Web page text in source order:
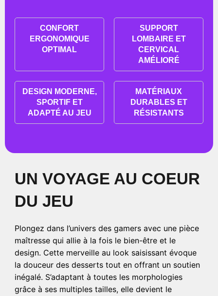
CONFORT
ERGONOMIQUE
OPTIMAL
SUPPORT
LOMBAIRE ET
CERVICAL
AMÉLIORÉ
DESIGN MODERNE,
SPORTIF ET
ADAPTÉ AU JEU
MATÉRIAUX
DURABLES ET
RÉSISTANTS
UN VOYAGE AU COEUR
DU JEU
Plongez dans l’univers des gamers avec une pièce
maîtresse qui allie à la fois le bien-être et le
design. Cette merveille au look saisissant évoque
la douceur des desserts tout en offrant un soutien
inégalé. S’adaptant à toutes les morphologies
grâce à ses multiples tailles, elle devient le